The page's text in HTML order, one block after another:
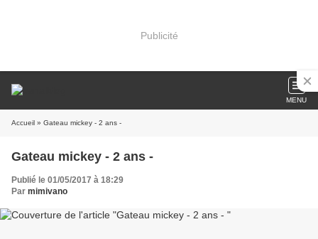
Publicité
MENU
Accueil » Gateau mickey - 2 ans -
Gateau mickey - 2 ans -
Publié le 01/05/2017 à 18:29
Par mimivano